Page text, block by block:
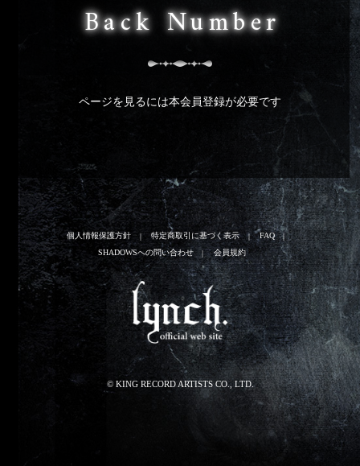
Back Number
ページを見るには本会員登録が必要です
個人情報保護方針 特定商取引に基づく表示
FAQ
SHADOWSへの問い合わせ
会員規約
© KING RECORD ARTISTS CO., LTD.